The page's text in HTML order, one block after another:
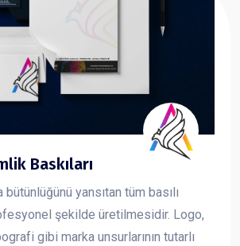
Baskıları
bütünlüğünü yansıtan tüm basılı
şekilde üretilmesidir. Logo,
gibi marka unsurlarının tutarlı